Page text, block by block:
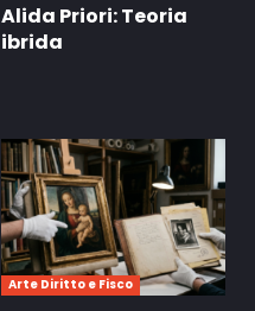
Alida Priori: Teoria
ibrida
Arte Diritto e Fisco